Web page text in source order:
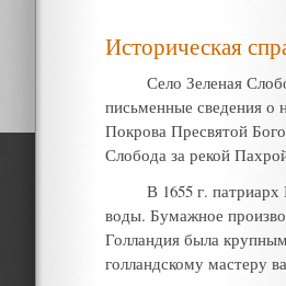
Историческая
Село Зеленая
письменные сведения о
Покрова Пресвятой
Слобода за рекой
В 1655 г.
воды. Бумажное
Голландия была
голландскому мастеру